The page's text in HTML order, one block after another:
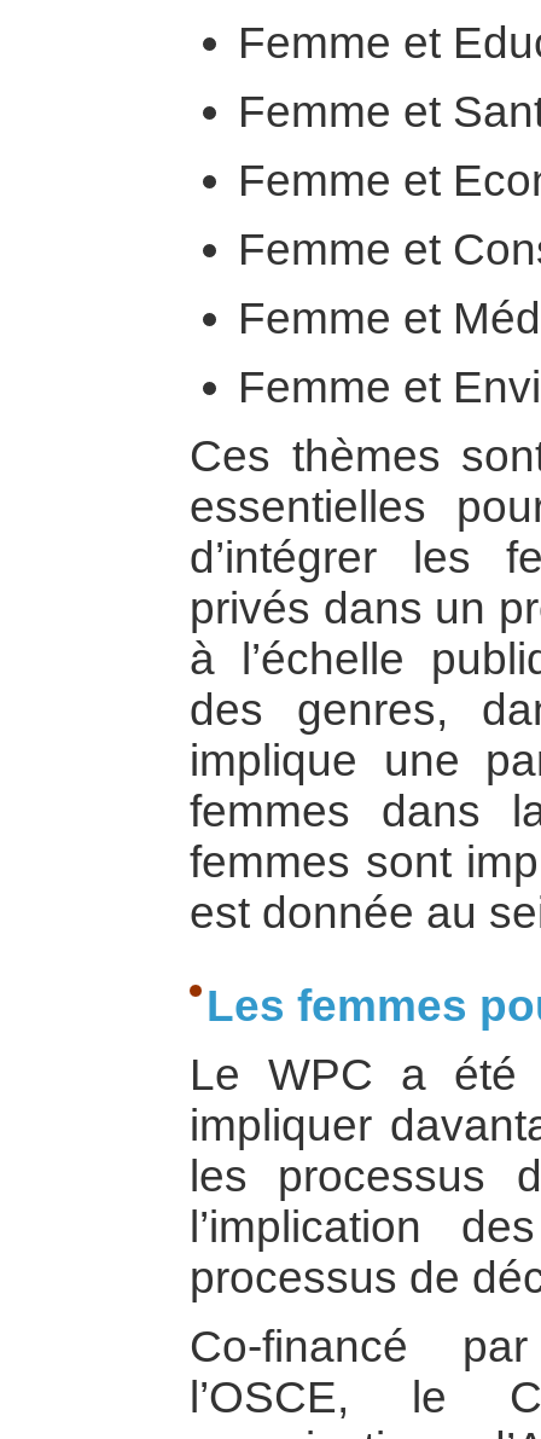
Femme et
Femme et
Femme et
Femme et
Femme et
Femme et
Ces thèmes
essentielles
d’intégrer les
privés dans un
à l’échelle
des genres,
implique une
femmes dans
femmes sont
est donnée au
Les femmes
Le WPC a été
impliquer
les processus
l’implication
processus de
Co-financé
l’OSCE, le